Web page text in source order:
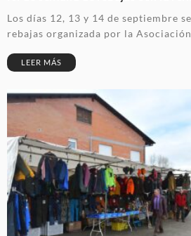
Los días 12, 13 y 14 de septiembre
rebajas organizada por la
LEER MÁS